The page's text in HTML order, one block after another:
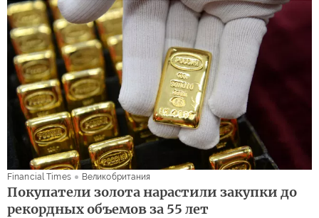
Financial Times Великобритания
Покупатели золота нарастили закупки до
рекордных объемов за 55 лет